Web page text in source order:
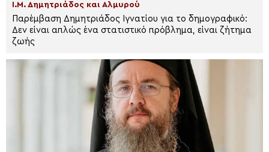
Ι.Μ. Δημητριάδος και Αλμυρού
Παρέμβαση Δημητριάδος Ιγνατίου για το δημογραφικό:
Δεν είναι απλώς ένα στατιστικό πρόβλημα, είναι ζήτημα
ζωής